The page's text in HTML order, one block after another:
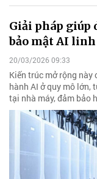
Giải pháp
bảo mật AI
20/03/2026 09:33
Kiến trúc mở rộng này
hành AI ở quy mô lớn,
tại nhà máy, đảm bảo